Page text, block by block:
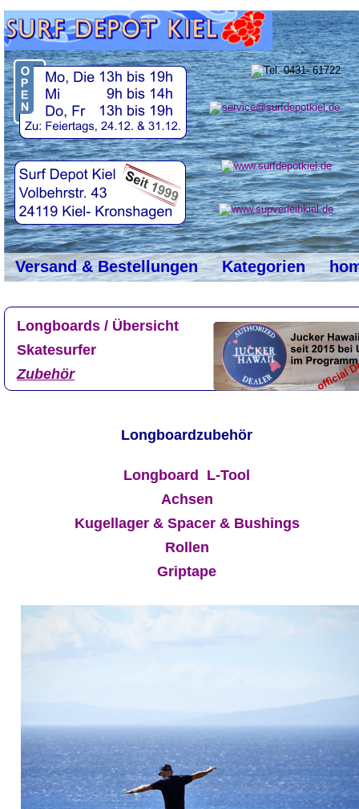
Longboards / Übersicht
Skatesurfer
Zubehör
Longboardzubehör
Longboard  L-Tool
Achsen
Kugellager & Spacer & Bushings
Rollen
Griptape
#
Versand & Bestellungen Kategorien